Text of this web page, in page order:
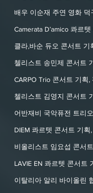
배우 이순재 주연 영화 덕
Camerata D’amico 콰르
클라,바순 듀오 콘서트 기
첼리스트 송민제 콘서트
CARPO Trio 콘서트 기획,
첼리스트 김영지 콘서트
어반재비 국악퓨전 트리
DIEM 콰르텟 콘서트 기획
비올리스트 임요섭 콘서
LAVIE EN 콰르텟 콘서트
이탈리아 알리 바이올린